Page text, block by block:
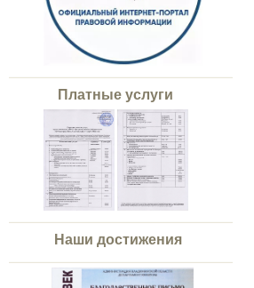
Платные услуги
Наши достижения